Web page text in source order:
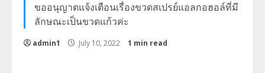
ขออนุญาตแจ้งเตือนเรื่องขวดสเปรย์แอลกอฮอล์ที่มี
ลักษณะเป็นขวดแก้วค่ะ
admin1 July 10, 2022 1 min read